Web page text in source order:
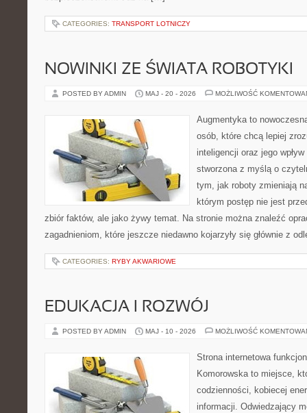
CATEGORIES: TRANSPORT LOTNICZY
NOWINKI ZE ŚWIATA ROBOTYKI
POSTED BY ADMIN MAJ - 20 - 2026 MOŻLIWOŚĆ
Augmentyka to
osób, które chcą lepiej
inteligencji oraz jego
stworzona z myślą o
tym, jak roboty zmieniają
którym postęp nie jest
zbiór faktów, ale jako żywy temat. Na stronie można znaleźć
zagadnieniom, które jeszcze niedawno kojarzyły się głównie z
CATEGORIES: RYBY AKWARIOWE
EDUKACJA I ROZWÓJ
POSTED BY ADMIN MAJ - 10 - 2026 MOŻLIWOŚĆ
Strona internetowa
Komorowska to miejsce,
codzienności, kobiecej
informacji. Odwiedzający